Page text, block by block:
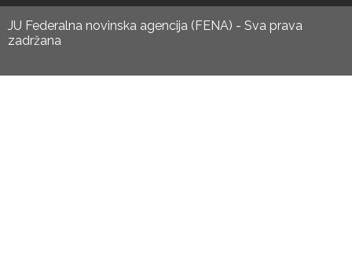
JU Federalna novinska agencija (FENA) - Sva prava
zadržana